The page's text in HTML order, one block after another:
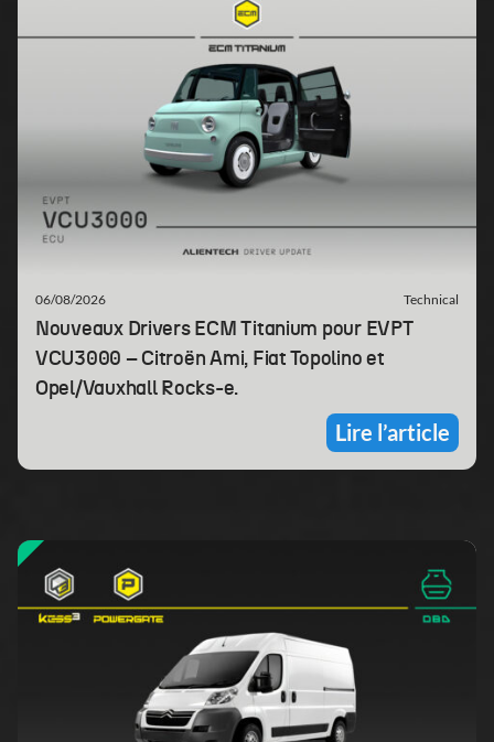
06/08/2026 Technical
Nouveaux Drivers ECM Titanium pour EVPT
VCU3000 – Citroën Ami, Fiat Topolino et
Opel/Vauxhall Rocks-e.
Lire l’article